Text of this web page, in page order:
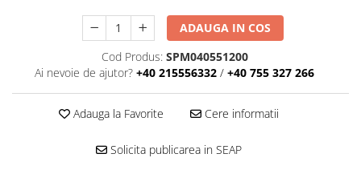
ADAUGA IN COS
Cod Produs: SPM040551200
Ai nevoie de ajutor? +40 215556332 / +40 755 327 266
Adauga la Favorite Cere informatii
Solicita publicarea in SEAP